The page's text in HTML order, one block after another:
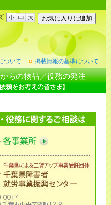
ついて 掲載情報の基準について
らの物品／役務の発注